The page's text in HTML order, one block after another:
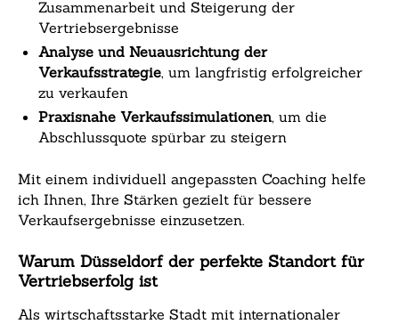
Zusammenarbeit und Steigerung der
Vertriebsergebnisse
Analyse und Neuausrichtung der
Verkaufsstrategie, um langfristig erfolgreicher
zu verkaufen
Praxisnahe Verkaufssimulationen, um die
Abschlussquote spürbar zu steigern
Mit einem individuell angepassten Coaching helfe
ich Ihnen, Ihre Stärken gezielt für bessere
Verkaufsergebnisse einzusetzen.
Warum Düsseldorf der perfekte Standort für
Vertriebserfolg ist
Als wirtschaftsstarke Stadt mit internationaler